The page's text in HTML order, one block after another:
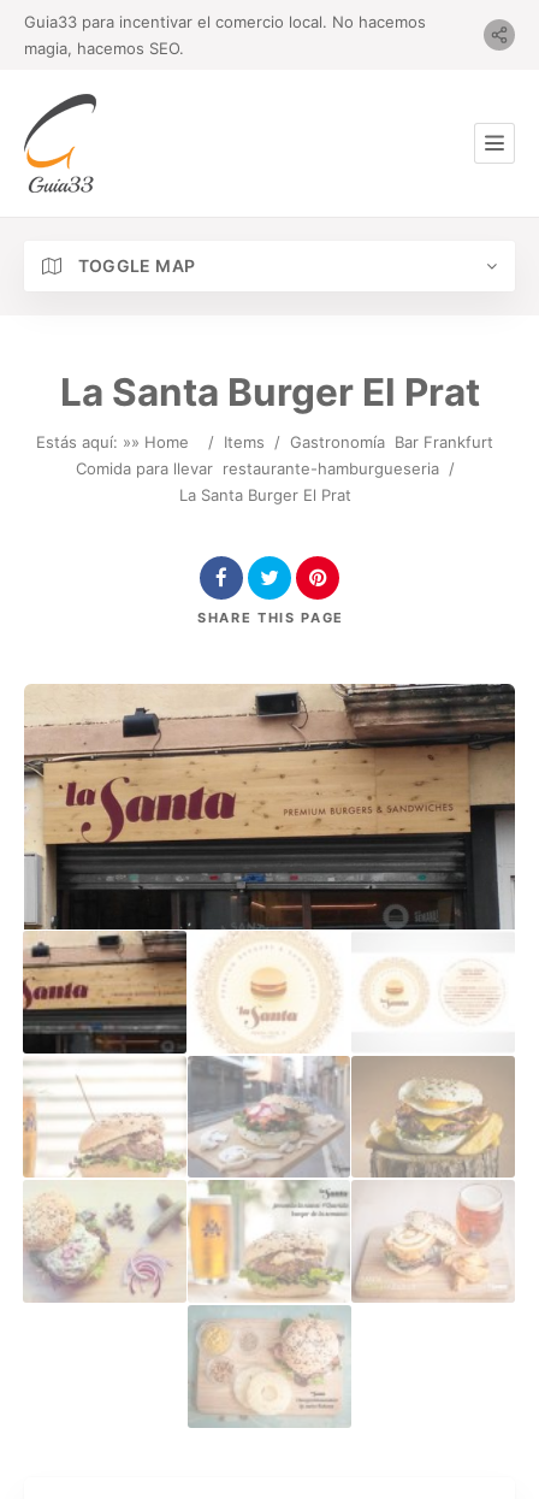
Guia33 para incentivar el comercio local. No hacemos
magia, hacemos SEO.
TOGGLE MAP
La Santa Burger El Prat
Estás aquí: »» Home / Items / Gastronomía Bar Frankfurt
Comida para llevar restaurante-hamburgueseria /
La Santa Burger El Prat
SHARE THIS PAGE